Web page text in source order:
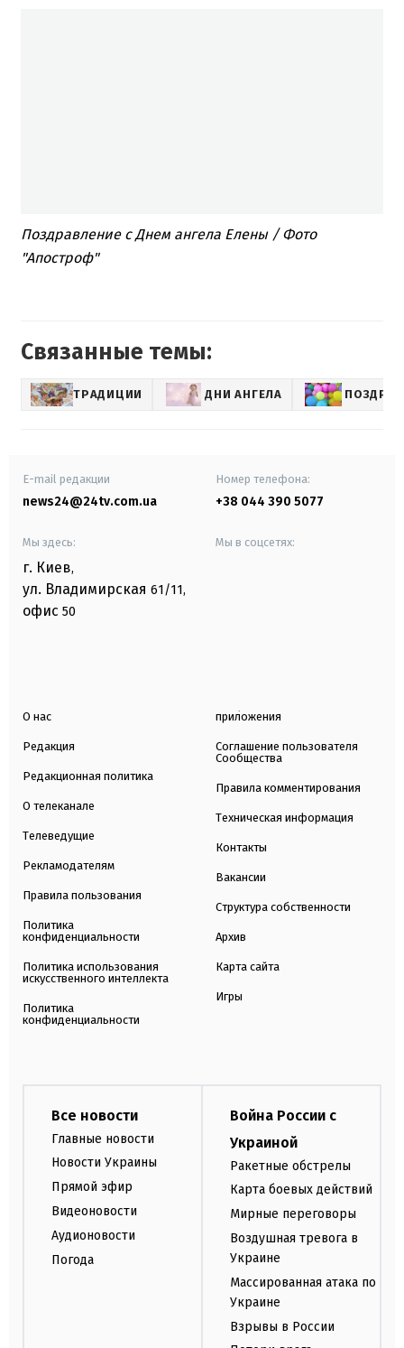
Поздравление с Днем ангела Елены / Фото
"Апостроф"
Связанные темы:
ТРАДИЦИИ ДНИ АНГЕЛА
E-mail редакции
news24@24tv.com.ua
Номер телефона:
+38 044 390 5077
Мы здесь:
г. Киев,
ул. Владимирская 61/11,
офис 50
Мы в соцсетях:
О нас
Редакция
Редакционная политика
О телеканале
Телеведущие
Рекламодателям
Правила пользования
Политика
конфиденциальности
Политика использования
искусственного интеллекта
Политика
конфиденциальности
приложения
Соглашение пользователя
Сообщества
Правила комментирования
Техническая информация
Контакты
Вакансии
Структура собственности
Архив
Карта сайта
Игры
Все новости
Главные новости
Новости Украины
Прямой эфир
Видеоновости
Аудионовости
Погода
Война России с
Украиной
Ракетные обстрелы
Карта боевых действий
Мирные переговоры
Воздушная тревога в
Украине
Массированная атака по
Украине
Взрывы в России